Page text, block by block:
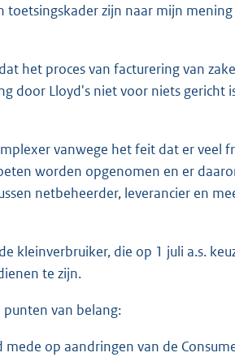
zijn naar mijn
het proces van facturering van
door Lloyd's niet voor niets gericht
vanwege het feit dat er veel
worden opgenomen en er
netbeheerder, leverancier en
kleinverbruiker, die op 1 juli a.s.
te zijn.
van belang:
mede op aandringen van de